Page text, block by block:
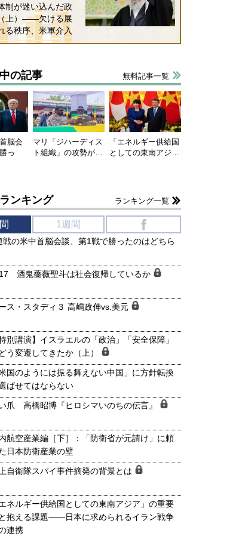
制が迷い込んだ政
上）――欠ける展
る秩序、米軍介入
の記事 無料記事一覧
脳会
っ
マリ「ジハーディス
ト組織」の攻勢が…
「エネルギー供給国
としての東南アジ…
ンキング ランキング一覧
1週間
戦の米中首脳会談、第1戦で勝ったのはどちら
酒鬼薔薇聖斗は社会復帰しているか
ス・スタディ３ 高嶋政伸vs.美元
特別講演】イスラエルの「政治」「安全保障」
う変遷してきたか（上）
米国のようには振る舞えない中国」に方針転換
ばせてはならない
爪 高橋昭博『ヒロシマいのちの伝言』
航空産業編［下］：「防衛省が元請け」に頼
日本防衛産業の壁
自衛隊スパイ事件摘発の背景とは
エネルギー供給国としての東南アジア」の重要
抱える課題――日本に求められるイラン戦争
連携